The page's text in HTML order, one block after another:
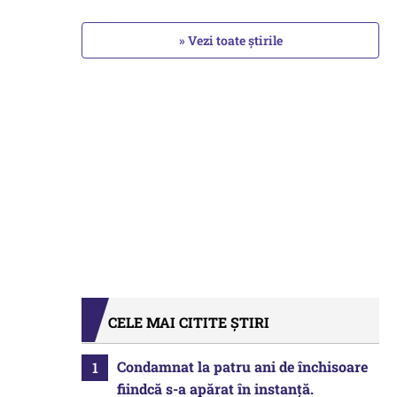
» Vezi toate știrile
CELE MAI CITITE ȘTIRI
Condamnat la patru ani de închisoare
fiindcă s-a apărat în instanță.